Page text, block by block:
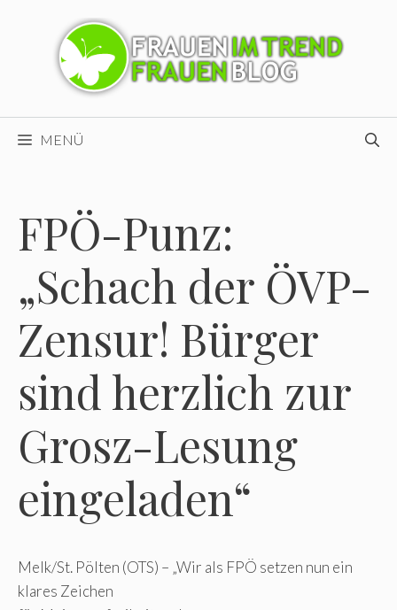
MENÜ
FPÖ-Punz:
„Schach der ÖVP-
Zensur! Bürger
sind herzlich zur
Grosz-Lesung
eingeladen“
Melk/St. Pölten (OTS) – „Wir als FPÖ setzen nun ein
klares Zeichen